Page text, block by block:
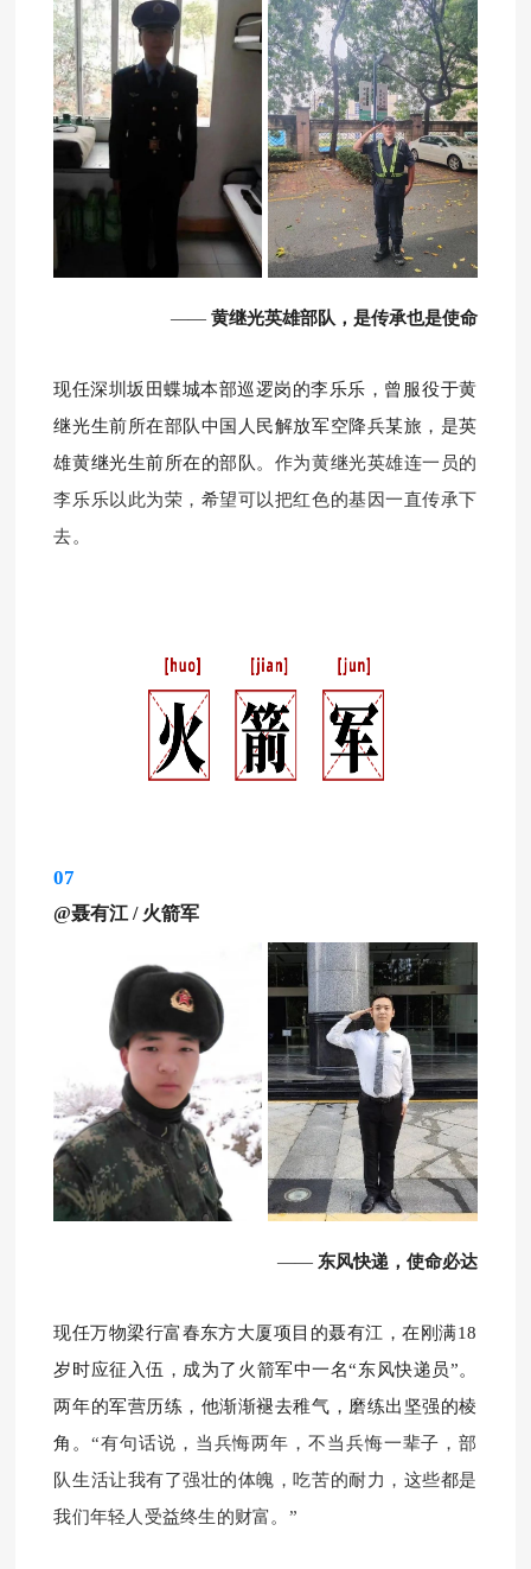
—— 黄继光英雄部队，是传承也是使命
现任深圳坂田蝶城本部巡逻岗的李乐乐， 曾服役于黄
继光生前所在部队中国人民解放军空降兵某旅，是英
雄黄继光生前所在的部队。 作为黄继光英雄连一员的
李乐乐以此为荣，希望可以把红色的基因一直传承下
去。
07
@聂有江 / 火箭军
—— 东风快递，使命必达
现任万物梁行富春东方大厦项目的聂有江， 在刚满18
岁时应征入伍，成为了火箭军中一名“东风快递员”。
两年的军营历练，他渐渐褪去稚气，磨练出坚强的棱
角。“有句话说，当兵悔两年，不当兵悔一辈子，部
队生活让我有了强壮的体魄，吃苦的耐力，这些都是
我们年轻人受益终生的财富。 ”